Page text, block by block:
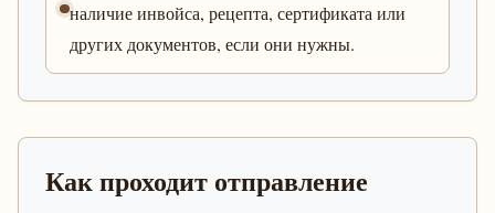
наличие инвойса, рецепта, сертификата или
других документов, если они нужны.
Как проходит отправление